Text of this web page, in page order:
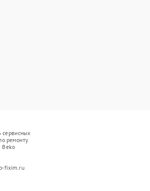
ремонту
Beko
fixim.ru